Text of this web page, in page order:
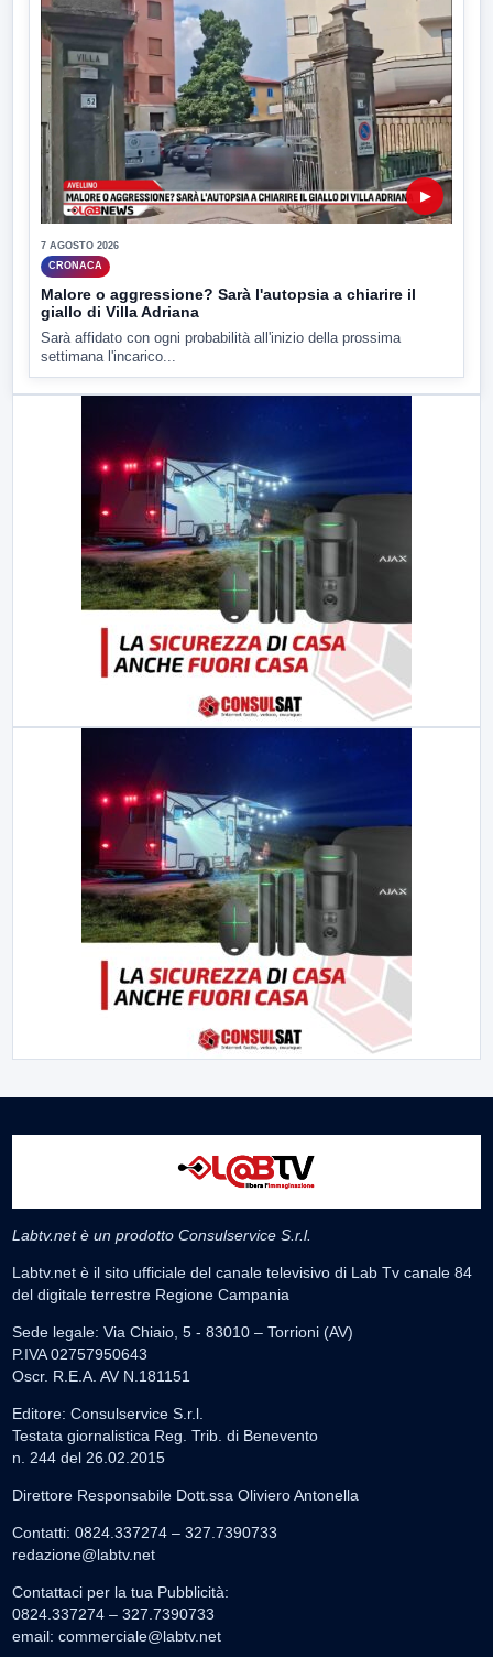
▶
7 AGOSTO 2026
CRONACA
Malore o aggressione? Sarà l'autopsia a chiarire il
giallo di Villa Adriana
Sarà affidato con ogni probabilità all'inizio della prossima
settimana l'incarico...
Labtv.net è un prodotto Consulservice S.r.l.
Labtv.net è il sito ufficiale del canale televisivo di Lab Tv canale 84
del digitale terrestre Regione Campania
Sede legale: Via Chiaio, 5 - 83010 – Torrioni (AV)
P.IVA 02757950643
Oscr. R.E.A. AV N.181151
Editore: Consulservice S.r.l.
Testata giornalistica Reg. Trib. di Benevento
n. 244 del 26.02.2015
Direttore Responsabile Dott.ssa Oliviero Antonella
Contatti: 0824.337274 – 327.7390733
redazione@labtv.net
Contattaci per la tua Pubblicità:
0824.337274 – 327.7390733
email: commerciale@labtv.net